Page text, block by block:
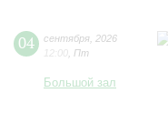
04 сентября 2026
12:00 Пт
Большой зал